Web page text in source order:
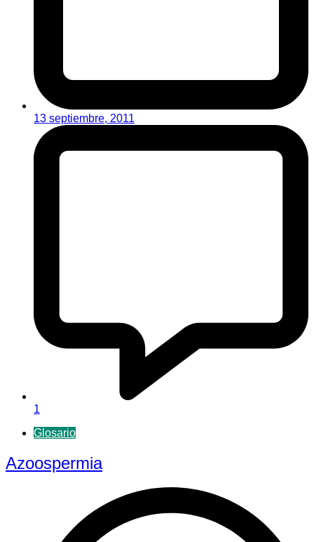
13 septiembre, 2011
1
Glosario
Azoospermia